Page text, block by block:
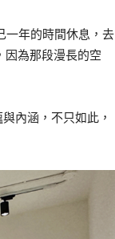
一年的時間休息，去
因為那段漫長的空
內涵，不只如此，